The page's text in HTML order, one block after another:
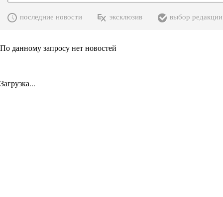
последние новости эксклюзив выбор редакции
По данному запросу нет новостей
Загрузка...